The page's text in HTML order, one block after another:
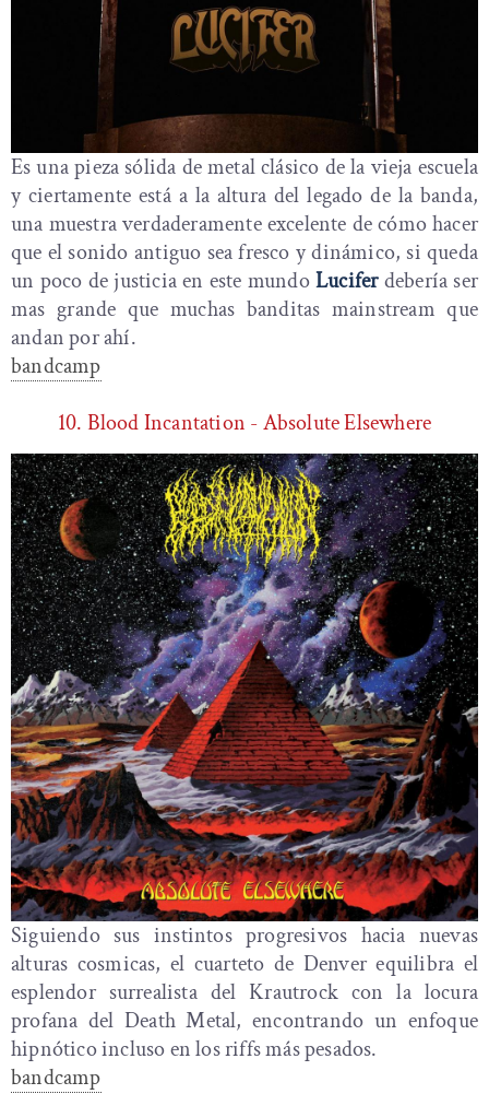
Es una pieza sólida de metal clásico de la vieja escuela
y ciertamente está a la altura del legado de la banda,
una muestra verdaderamente excelente de cómo hacer
que el sonido antiguo sea fresco y dinámico, si queda
un poco de justicia en este mundoLuciferdebería ser
mas grande que muchas banditas mainstream que
andan por ahí.
bandcamp
10. Blood Incantation - Absolute Elsewhere
Siguiendo sus instintos progresivos hacia nuevas
alturas cosmicas, el cuarteto de Denver equilibra el
esplendor surrealista del Krautrock con la locura
profana del Death Metal, encontrando un enfoque
hipnótico incluso en los riffs más pesados.
bandcamp